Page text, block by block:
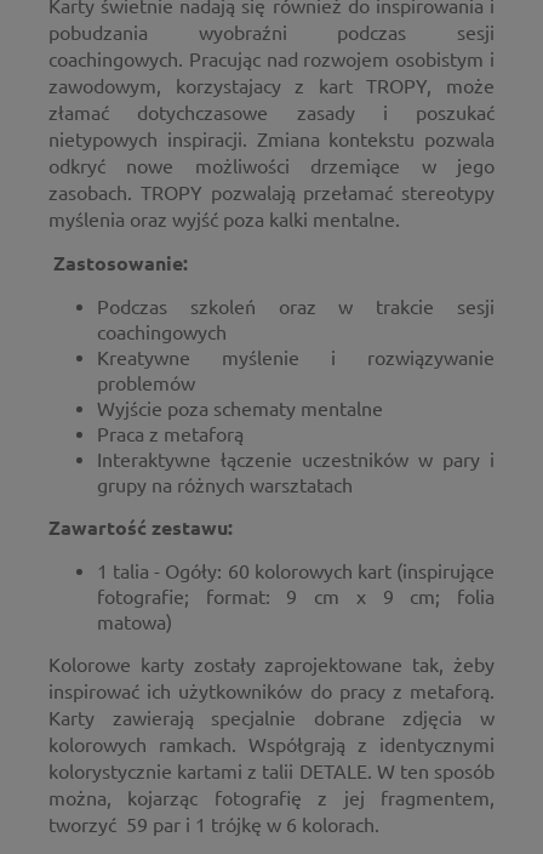
Karty świetnie nadają się również do inspirowania i
pobudzania wyobraźni podczas sesji
coachingowych. Pracując nad rozwojem osobistym i
zawodowym, korzystajacy z kart TROPY, może
złamać dotychczasowe zasady i poszukać
nietypowych inspiracji. Zmiana kontekstu pozwala
odkryć nowe możliwości drzemiące w jego
zasobach. TROPY pozwalają przełamać stereotypy
myślenia oraz wyjść poza kalki mentalne.
Zastosowanie:
Podczas szkoleń oraz w trakcie sesji
coachingowych
Kreatywne myślenie i rozwiązywanie
problemów
Wyjście poza schematy mentalne
Praca z metaforą
Interaktywne łączenie uczestników w pary i
grupy na różnych warsztatach
Zawartość zestawu:
1 talia - Ogóły: 60 kolorowych kart (inspirujące
fotografie; format: 9 cm x 9 cm; folia
matowa)
Kolorowe karty zostały zaprojektowane tak, żeby
inspirować ich użytkowników do pracy z metaforą.
Karty zawierają specjalnie dobrane zdjęcia w
kolorowych ramkach. Współgrają z identycznymi
kolorystycznie kartami z talii DETALE. W ten sposób
można, kojarząc fotografię z jej fragmentem,
tworzyć 59 par i 1 trójkę w 6 kolorach.